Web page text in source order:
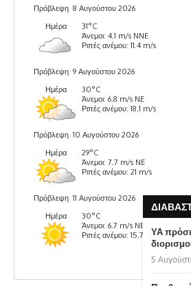
Πρόβλεψη 8 Αυγούστου 2026
Ημέρα
31°C
Άνεμοι: 4.1 m/s NNE
Ριπές ανέμου: 11.4 m/s
Πρόβλεψη 9 Αυγούστου 2026
Ημέρα
30°C
Άνεμοι: 6.8 m/s NE
Ριπές ανέμου: 18.1 m/s
Πρόβλεψη 10 Αυγούστου 2026
Ημέρα
29°C
Άνεμοι: 7.7 m/s NE
Ριπές ανέμου: 21 m/s
Πρόβλεψη 11 Αυγούστου 2026
Ημέρα
30°C
Άνεμοι: 6.7 m/s NE
Ριπές ανέμου: 15.7 m/s
ΥΑ
5